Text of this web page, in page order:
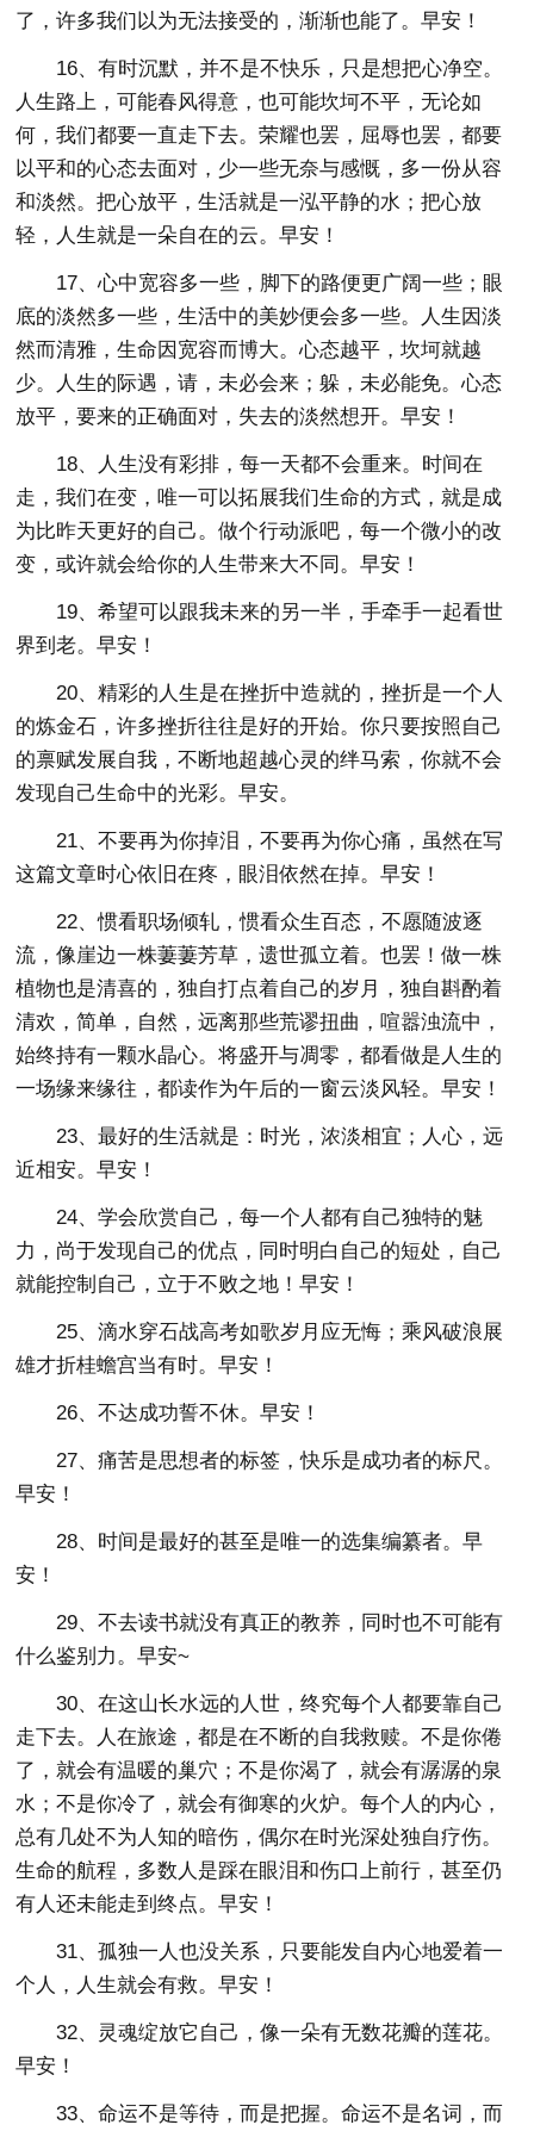
了，许多我们以为无法接受的，渐渐也能了。早安！
16、有时沉默，并不是不快乐，只是想把心净空。
人生路上，可能春风得意，也可能坎坷不平，无论如
何，我们都要一直走下去。荣耀也罢，屈辱也罢，都要
以平和的心态去面对，少一些无奈与感慨，多一份从容
和淡然。把心放平，生活就是一泓平静的水；把心放
轻，人生就是一朵自在的云。早安！
17、心中宽容多一些，脚下的路便更广阔一些；眼
底的淡然多一些，生活中的美妙便会多一些。人生因淡
然而清雅，生命因宽容而博大。心态越平，坎坷就越
少。人生的际遇，请，未必会来；躲，未必能免。心态
放平，要来的正确面对，失去的淡然想开。早安！
18、人生没有彩排，每一天都不会重来。时间在
走，我们在变，唯一可以拓展我们生命的方式，就是成
为比昨天更好的自己。做个行动派吧，每一个微小的改
变，或许就会给你的人生带来大不同。早安！
19、希望可以跟我未来的另一半，手牵手一起看世
界到老。早安！
20、精彩的人生是在挫折中造就的，挫折是一个人
的炼金石，许多挫折往往是好的开始。你只要按照自己
的禀赋发展自我，不断地超越心灵的绊马索，你就不会
发现自己生命中的光彩。早安。
21、不要再为你掉泪，不要再为你心痛，虽然在写
这篇文章时心依旧在疼，眼泪依然在掉。早安！
22、惯看职场倾轧，惯看众生百态，不愿随波逐
流，像崖边一株萋萋芳草，遗世孤立着。也罢！做一株
植物也是清喜的，独自打点着自己的岁月，独自斟酌着
清欢，简单，自然，远离那些荒谬扭曲，喧嚣浊流中，
始终持有一颗水晶心。将盛开与凋零，都看做是人生的
一场缘来缘往，都读作为午后的一窗云淡风轻。早安！
23、最好的生活就是：时光，浓淡相宜；人心，远
近相安。早安！
24、学会欣赏自己，每一个人都有自己独特的魅
力，尚于发现自己的优点，同时明白自己的短处，自己
就能控制自己，立于不败之地！早安！
25、滴水穿石战高考如歌岁月应无悔；乘风破浪展
雄才折桂蟾宫当有时。早安！
26、不达成功誓不休。早安！
27、痛苦是思想者的标签，快乐是成功者的标尺。
早安！
28、时间是最好的甚至是唯一的选集编纂者。早
安！
29、不去读书就没有真正的教养，同时也不可能有
什么鉴别力。早安~
30、在这山长水远的人世，终究每个人都要靠自己
走下去。人在旅途，都是在不断的自我救赎。不是你倦
了，就会有温暖的巢穴；不是你渴了，就会有潺潺的泉
水；不是你冷了，就会有御寒的火炉。每个人的内心，
总有几处不为人知的暗伤，偶尔在时光深处独自疗伤。
生命的航程，多数人是踩在眼泪和伤口上前行，甚至仍
有人还未能走到终点。早安！
31、孤独一人也没关系，只要能发自内心地爱着一
个人，人生就会有救。早安！
32、灵魂绽放它自己，像一朵有无数花瓣的莲花。
早安！
33、命运不是等待，而是把握。命运不是名词，而